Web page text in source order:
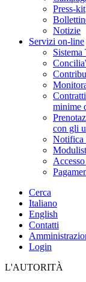
Press-kit
Notizie
Servizi on-line
minime
con gli
Notifica
Cerca
Italiano
English
Contatti
Login
L'AUTORITÀ